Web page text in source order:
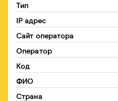
Тип
IP адрес
Сайт оператора
Оператор
Код
ФИО
Страна